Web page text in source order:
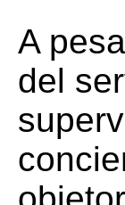
A
del